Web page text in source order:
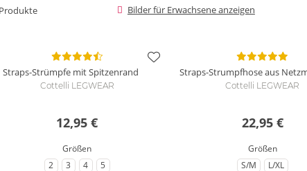
Bilder für Erwachsene anzeigen
Straps-Strümpfe mit Spitzenrand
Cottelli LEGWEAR
12,95 €
Größen
2 3 4 5
Straps-Strumpfhose aus
Cottelli LEGWEAR
22,95 €
Größen
S/M L/XL